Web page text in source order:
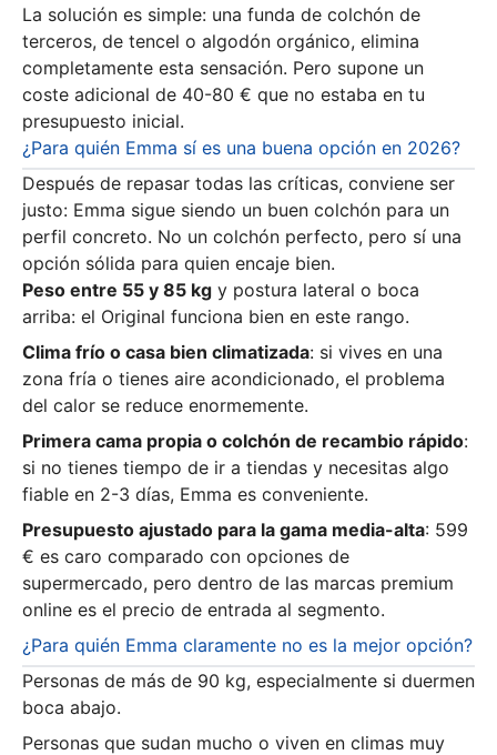
La solución es simple: una funda de colchón de
terceros, de tencel o algodón orgánico, elimina
completamente esta sensación. Pero supone un
coste adicional de 40-80 € que no estaba en tu
presupuesto inicial.
¿Para quién Emma sí es una buena opción en 2026?
Después de repasar todas las críticas, conviene ser
justo: Emma sigue siendo un buen colchón para un
perfil concreto. No un colchón perfecto, pero sí una
opción sólida para quien encaje bien.
Peso entre 55 y 85 kg y postura lateral o boca
arriba: el Original funciona bien en este rango.
Clima frío o casa bien climatizada: si vives en una
zona fría o tienes aire acondicionado, el problema
del calor se reduce enormemente.
Primera cama propia o colchón de recambio rápido:
si no tienes tiempo de ir a tiendas y necesitas algo
fiable en 2-3 días, Emma es conveniente.
Presupuesto ajustado para la gama media-alta: 599
€ es caro comparado con opciones de
supermercado, pero dentro de las marcas premium
online es el precio de entrada al segmento.
¿Para quién Emma claramente no es la mejor opción?
Personas de más de 90 kg, especialmente si duermen
boca abajo.
Personas que sudan mucho o viven en climas muy